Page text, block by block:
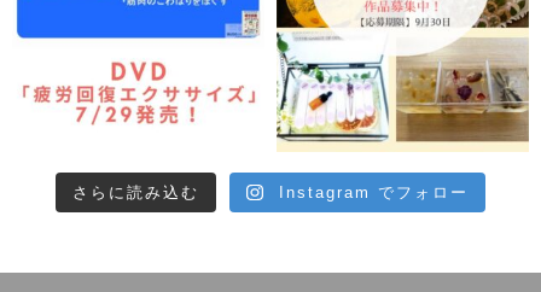
さらに読み込む Instagram でフォロー